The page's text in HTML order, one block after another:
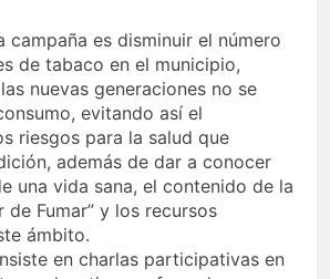
campaña es disminuir el número
de tabaco en el municipio,
nuevas generaciones no se
evitando así el
riesgos para la salud que
además de dar a conocer
una vida sana, el contenido de la
de Fumar” y los recursos
ámbito.
en charlas participativas en